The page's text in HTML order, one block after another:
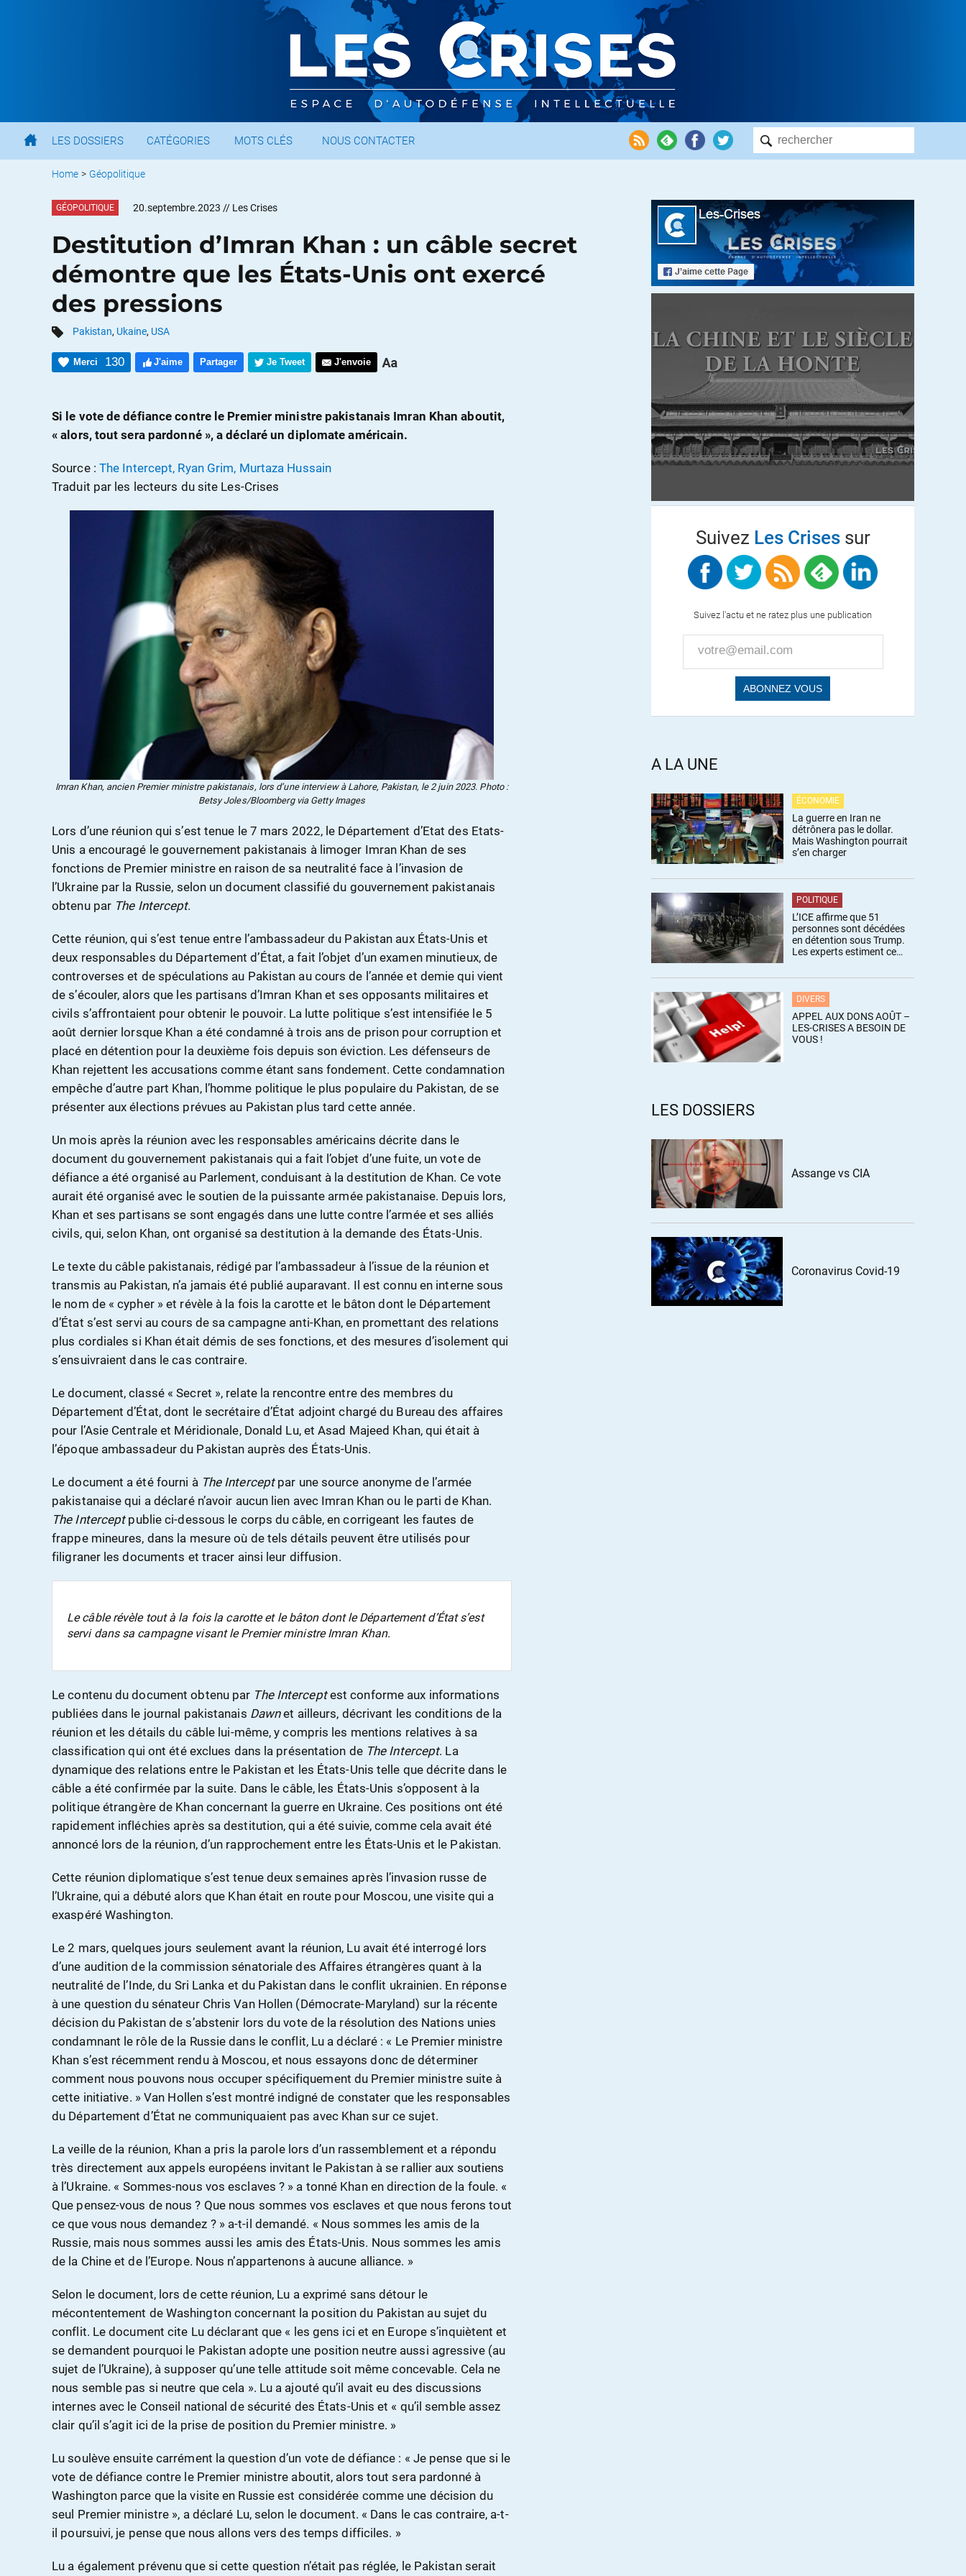
LES DOSSIERS CATÉGORIES MOTS CLÉS NOUS CONTACTER
Home > Géopolitique
GÉOPOLITIQUE 20.septembre.2023 // Les Crises
Destitution d’Imran Khan : un câble secret
démontre que les États-Unis ont exercé
des pressions
Pakistan, Ukaine, USA
Merci 130 J'aime Partager Je Tweet J'envoie
Si le vote de défiance contre le Premier ministre pakistanais Imran Khan aboutit,
« alors, tout sera pardonné », a déclaré un diplomate américain.
Source : The Intercept, Ryan Grim, Murtaza Hussain
Traduit par les lecteurs du site Les-Crises
Imran Khan, ancien Premier ministre pakistanais, lors d’une interview à Lahore, Pakistan, le 2 juin 2023. Photo :
Betsy Joles/Bloomberg via Getty Images
Lors d’une réunion qui s’est tenue le 7 mars 2022, le Département d’Etat des Etats-
Unis a encouragé le gouvernement pakistanais à limoger Imran Khan de ses
fonctions de Premier ministre en raison de sa neutralité face à l’invasion de
l’Ukraine par la Russie, selon un document classifié du gouvernement pakistanais
obtenu par The Intercept.
Cette réunion, qui s’est tenue entre l’ambassadeur du Pakistan aux États-Unis et
deux responsables du Département d’État, a fait l’objet d’un examen minutieux, de
controverses et de spéculations au Pakistan au cours de l’année et demie qui vient
de s’écouler, alors que les partisans d’Imran Khan et ses opposants militaires et
civils s’affrontaient pour obtenir le pouvoir. La lutte politique s’est intensifiée le 5
août dernier lorsque Khan a été condamné à trois ans de prison pour corruption et
placé en détention pour la deuxième fois depuis son éviction. Les défenseurs de
Khan rejettent les accusations comme étant sans fondement. Cette condamnation
empêche d’autre part Khan, l’homme politique le plus populaire du Pakistan, de se
présenter aux élections prévues au Pakistan plus tard cette année.
Un mois après la réunion avec les responsables américains décrite dans le
document du gouvernement pakistanais qui a fait l’objet d’une fuite, un vote de
défiance a été organisé au Parlement, conduisant à la destitution de Khan. Ce vote
aurait été organisé avec le soutien de la puissante armée pakistanaise. Depuis lors,
Khan et ses partisans se sont engagés dans une lutte contre l’armée et ses alliés
civils, qui, selon Khan, ont organisé sa destitution à la demande des États-Unis.
Le texte du câble pakistanais, rédigé par l’ambassadeur à l’issue de la réunion et
transmis au Pakistan, n’a jamais été publié auparavant. Il est connu en interne sous
le nom de « cypher » et révèle à la fois la carotte et le bâton dont le Département
d’État s’est servi au cours de sa campagne anti-Khan, en promettant des relations
plus cordiales si Khan était démis de ses fonctions, et des mesures d’isolement qui
s’ensuivraient dans le cas contraire.
Le document, classé « Secret », relate la rencontre entre des membres du
Département d’État, dont le secrétaire d’État adjoint chargé du Bureau des affaires
pour l’Asie Centrale et Méridionale, Donald Lu, et Asad Majeed Khan, qui était à
l’époque ambassadeur du Pakistan auprès des États-Unis.
Le document a été fourni à The Interceptpar une source anonyme de l’armée
pakistanaise qui a déclaré n’avoir aucun lien avec Imran Khan ou le parti de Khan.
The Interceptpublie ci-dessous le corps du câble, en corrigeant les fautes de
frappe mineures, dans la mesure où de tels détails peuvent être utilisés pour
filigraner les documents et tracer ainsi leur diffusion.
Le câble révèle tout à la fois la carotte et le bâton dont le Département d’État s’est
servi dans sa campagne visant le Premier ministre Imran Khan.
Le contenu du document obtenu par The Interceptest conforme aux informations
publiées dans le journal pakistanais Dawnet ailleurs, décrivant les conditions de la
réunion et les détails du câble lui-même, y compris les mentions relatives à sa
classification qui ont été exclues dans la présentation de The Intercept. La
dynamique des relations entre le Pakistan et les États-Unis telle que décrite dans le
câble a été confirmée par la suite. Dans le câble, les États-Unis s’opposent à la
politique étrangère de Khan concernant la guerre en Ukraine. Ces positions ont été
rapidement infléchies après sa destitution, qui a été suivie, comme cela avait été
annoncé lors de la réunion, d’un rapprochement entre les États-Unis et le Pakistan.
Cette réunion diplomatique s’est tenue deux semaines après l’invasion russe de
l’Ukraine, qui a débuté alors que Khan était en route pour Moscou, une visite qui a
exaspéré Washington.
Le 2 mars, quelques jours seulement avant la réunion, Lu avait été interrogé lors
d’une audition de la commission sénatoriale des Affaires étrangères quant à la
neutralité de l’Inde, du Sri Lanka et du Pakistan dans le conflit ukrainien. En réponse
à une question du sénateur Chris Van Hollen (Démocrate-Maryland) sur la récente
décision du Pakistan de s’abstenir lors du vote de la résolution des Nations unies
condamnant le rôle de la Russie dans le conflit, Lu a déclaré : « Le Premier ministre
Khan s’est récemment rendu à Moscou, et nous essayons donc de déterminer
comment nous pouvons nous occuper spécifiquement du Premier ministre suite à
cette initiative. » Van Hollen s’est montré indigné de constater que les responsables
du Département d’État ne communiquaient pas avec Khan sur ce sujet.
La veille de la réunion, Khan a pris la parole lors d’un rassemblement et a répondu
très directement aux appels européens invitant le Pakistan à se rallier aux soutiens
à l’Ukraine. « Sommes-nous vos esclaves ? » a tonné Khan en direction de la foule. «
Que pensez-vous de nous ? Que nous sommes vos esclaves et que nous ferons tout
ce que vous nous demandez ? » a-t-il demandé. « Nous sommes les amis de la
Russie, mais nous sommes aussi les amis des États-Unis. Nous sommes les amis
de la Chine et de l’Europe. Nous n’appartenons à aucune alliance. »
Selon le document, lors de cette réunion, Lu a exprimé sans détour le
mécontentement de Washington concernant la position du Pakistan au sujet du
conflit. Le document cite Lu déclarant que « les gens ici et en Europe s’inquiètent et
se demandent pourquoi le Pakistan adopte une position neutre aussi agressive (au
sujet de l’Ukraine), à supposer qu’une telle attitude soit même concevable. Cela ne
nous semble pas si neutre que cela ». Lu a ajouté qu’il avait eu des discussions
internes avec le Conseil national de sécurité des États-Unis et « qu’il semble assez
clair qu’il s’agit ici de la prise de position du Premier ministre. »
Lu soulève ensuite carrément la question d’un vote de défiance : « Je pense que si le
vote de défiance contre le Premier ministre aboutit, alors tout sera pardonné à
Washington parce que la visite en Russie est considérée comme une décision du
seul Premier ministre », a déclaré Lu, selon le document. « Dans le cas contraire, a-t-
il poursuivi, je pense que nous allons vers des temps difficiles. »
Lu a également prévenu que si cette question n’était pas réglée, le Pakistan serait
Suivez Les Crisessur
Suivez l'actu et ne ratez plus une publication
A LA UNE
ÉCONOMIE
La guerre en Iran ne
détrônera pas le dollar.
Mais Washington pourrait
s’en charger
POLITIQUE
L’ICE affirme que 51
personnes sont décédées
en détention sous Trump.
Les experts estiment ce
DIVERS
APPEL AUX DONS AOÛT –
LES-CRISES A BESOIN DE
VOUS !
LES DOSSIERS
Assange vs CIA
Coronavirus Covid-19